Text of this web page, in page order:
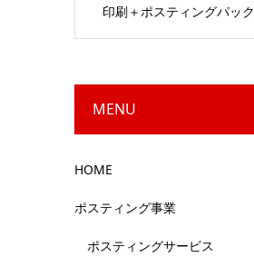
印刷＋ポスティングパック
MENU
HOME
ポスティング事業
ポスティングサービス